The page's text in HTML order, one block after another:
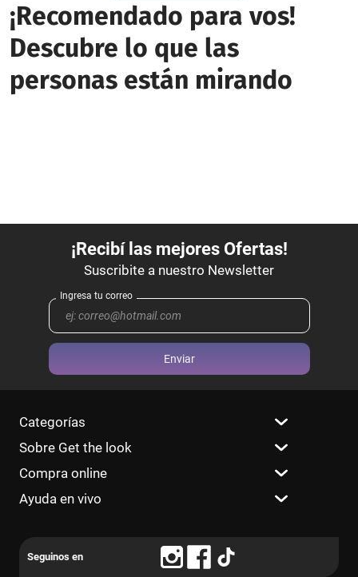
¡Recomendado para vos!
Descubre lo que las
personas están mirando
Enviar
Categorías
Sobre Get the look
Compra online
Ayuda en vivo